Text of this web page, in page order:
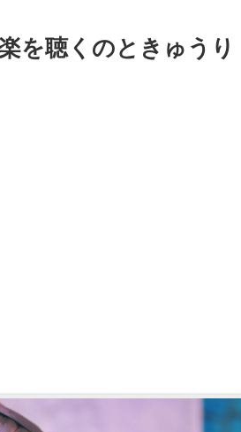
を聴くのときゅうり